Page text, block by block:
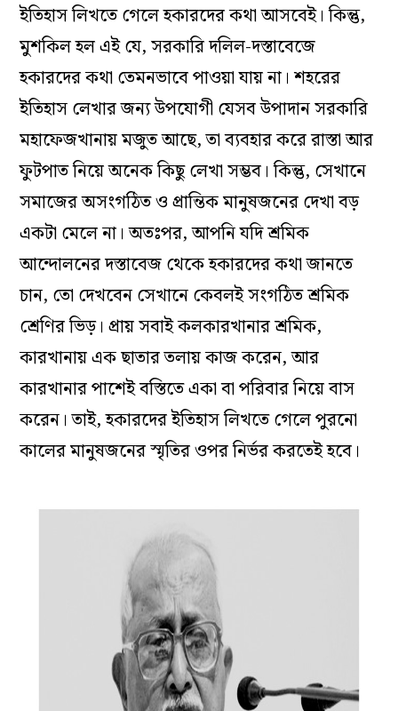
ইতিহাস লিখতে গেলে হকারদের কথা আসবেই। কিন্তু,
মুশকিল হল এই যে, সরকারি দলিল-দস্তাবেজে
হকারদের কথা তেমনভাবে পাওয়া যায় না। শহরের
ইতিহাস লেখার জন্য উপযোগী যেসব উপাদান সরকারি
মহাফেজখানায় মজুত আছে, তা ব্যবহার করে রাস্তা আর
ফুটপাত নিয়ে অনেক কিছু লেখা সম্ভব। কিন্তু, সেখানে
সমাজের অসংগঠিত ও প্রান্তিক মানুষজনের দেখা বড়
একটা মেলে না। অতঃপর, আপনি যদি শ্রমিক
আন্দোলনের দস্তাবেজ থেকে হকারদের কথা জানতে
চান, তো দেখবেন সেখানে কেবলই সংগঠিত শ্রমিক
শ্রেণির ভিড়। প্রায় সবাই কলকারখানার শ্রমিক,
কারখানায় এক ছাতার তলায় কাজ করেন, আর
কারখানার পাশেই বস্তিতে একা বা পরিবার নিয়ে বাস
করেন। তাই, হকারদের ইতিহাস লিখতে গেলে পুরনো
কালের মানুষজনের স্মৃতির ওপর নির্ভর করতেই হবে।